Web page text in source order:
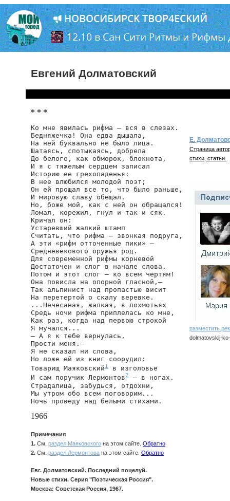
Евгений Долматовский
* * *
Ко мне явилась рифма — вся в слезах.
Бедняжечка! Она едва дышала,
На ней буквально не было лица.
Шатаясь, спотыкаясь, добрела
До белого, как обморок, блокнота,
И я с тяжелым сердцем записал
Историю ее грехопаденья:
В нее влюбился молодой поэт;
Он ей прощал все то, что было раньше,
И мировую славу обещал.
Но, боже мой, как с ней он обращался!
Ломал, корежил, гнул и так и сяк.
Кричал он:
Устаревший жалкий штамп
Считать, что рифма — звонкая подруга,
А эти «рифм отточенные пики» —
Средневекового оружья род.
Для современной рифмы корневой
Достаточен и слог в начале слова.
Потом и этот слог — ко всем чертям!
Она повисла на опорной гласной,—
Так альпинист над пропастью висит
На перетертой о скалу веревке.
...Нечесаная, жалкая, в лохмотьях
Средь ночи рифма приплелась ко мне,
Как раз, когда над первою строкой
Я мучался...
— А я к тебе вернулась,
Прости меня.—
Я не сказал ни слова,
Но ложе ей из книг соорудил:
Товарищ Маяковский1
в изголовье
И сам поручик Лермонтов2
— в ногах.
Страдалица, забудься, отдохни,
Мы утром обо всем поговорим...
Ночь проведу над белыми стихами.
1966
Примечания
1. См. раздел Маяковского на этом сайте. Обратно
2. См. раздел Лермонтова на этом сайте. Обратно
Евг. Долматовский. Последний поцелуй.
Новые стихи. Серия "Поэтическая Россия".
Москва: Советская Россия, 1967.
Е.
Страница
стихи, статьи.
разместить
dolmatovskij-